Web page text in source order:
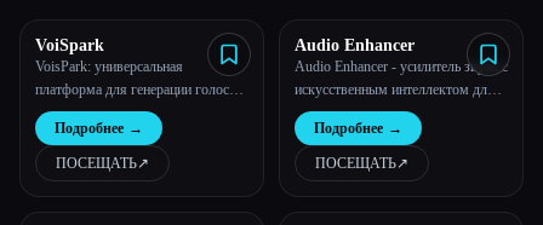
VoiSpark
VoisPark: универсальная
платформа для генерации голоса с
искусственным интеллектом |
Преобразование текста в речь и
клонирование голоса
Подробнее →
ПОСЕЩАТЬ↗︎
Audio Enhancer
Audio Enhancer - усилитель звука с
искусственным интеллектом для
музыкантов, подкастов, интервью
и многого другого.
Подробнее →
ПОСЕЩАТЬ↗︎